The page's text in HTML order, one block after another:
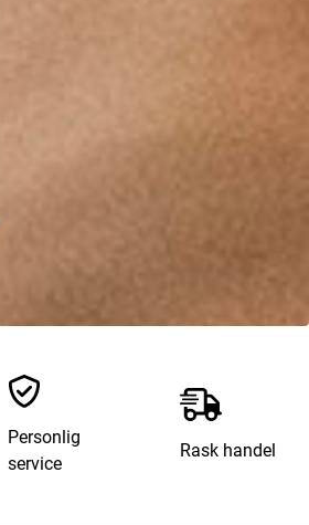
Personlig
service
Rask handel